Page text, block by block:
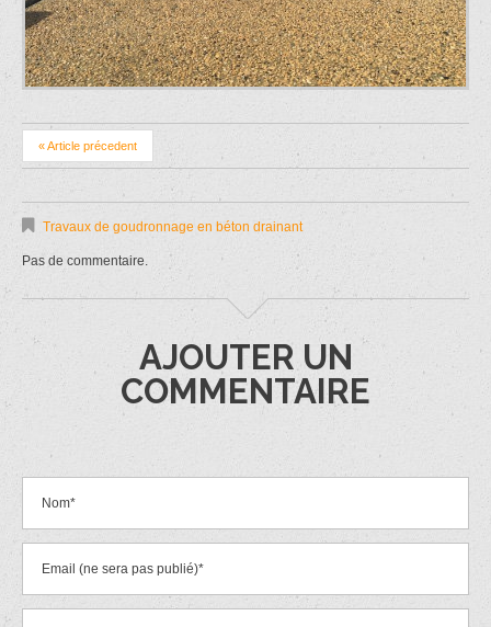
« Article précedent
Travaux de goudronnage en béton drainant
Pas de commentaire.
AJOUTER UN
COMMENTAIRE